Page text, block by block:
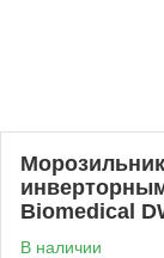
Biomedical
В наличии